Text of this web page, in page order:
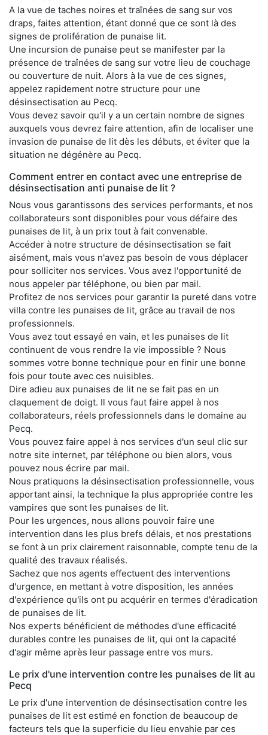
A la vue de taches noires et traînées de sang sur vos
draps, faites attention, étant donné que ce sont là des
signes de prolifération de punaise lit.
Une incursion de punaise peut se manifester par la
présence de traînées de sang sur votre lieu de couchage
ou couverture de nuit. Alors à la vue de ces signes,
appelez rapidement notre structure pour une
désinsectisation au Pecq.
Vous devez savoir qu'il y a un certain nombre de signes
auxquels vous devrez faire attention, afin de localiser une
invasion de punaise de lit dès les débuts, et éviter que la
situation ne dégénère au Pecq.
Comment entrer en contact avec une entreprise de
désinsectisation anti punaise de lit ?
Nous vous garantissons des services performants, et nos
collaborateurs sont disponibles pour vous défaire des
punaises de lit, à un prix tout à fait convenable.
Accéder à notre structure de désinsectisation se fait
aisément, mais vous n'avez pas besoin de vous déplacer
pour solliciter nos services. Vous avez l'opportunité de
nous appeler par téléphone, ou bien par mail.
Profitez de nos services pour garantir la pureté dans votre
villa contre les punaises de lit, grâce au travail de nos
professionnels.
Vous avez tout essayé en vain, et les punaises de lit
continuent de vous rendre la vie impossible ? Nous
sommes votre bonne technique pour en finir une bonne
fois pour toute avec ces nuisibles.
Dire adieu aux punaises de lit ne se fait pas en un
claquement de doigt. Il vous faut faire appel à nos
collaborateurs, réels professionnels dans le domaine au
Pecq.
Vous pouvez faire appel à nos services d'un seul clic sur
notre site internet, par téléphone ou bien alors, vous
pouvez nous écrire par mail.
Nous pratiquons la désinsectisation professionnelle, vous
apportant ainsi, la technique la plus appropriée contre les
vampires que sont les punaises de lit.
Pour les urgences, nous allons pouvoir faire une
intervention dans les plus brefs délais, et nos prestations
se font à un prix clairement raisonnable, compte tenu de la
qualité des travaux réalisés.
Sachez que nos agents effectuent des interventions
d'urgence, en mettant à votre disposition, les années
d'expérience qu'ils ont pu acquérir en termes d'éradication
de punaises de lit.
Nos experts bénéficient de méthodes d'une efficacité
durables contre les punaises de lit, qui ont la capacité
d'agir même après leur passage entre vos murs.
Le prix d'une intervention contre les punaises de lit au
Pecq
Le prix d'une intervention de désinsectisation contre les
punaises de lit est estimé en fonction de beaucoup de
facteurs tels que la superficie du lieu envahie par ces